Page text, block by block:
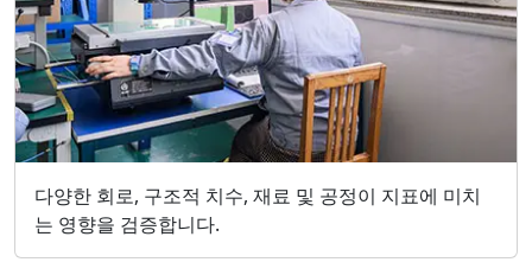
다양한 회로, 구조적 치수, 재료 및 공정이 지표에 미치
는 영향을 검증합니다.